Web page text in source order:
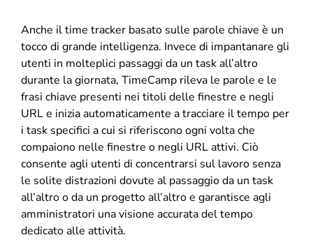
Anche il time tracker basato sulle parole chiave è un
tocco di grande intelligenza. Invece di impantanare gli
utenti in molteplici passaggi da un task all’altro
durante la giornata, TimeCamp rileva le parole e le
frasi chiave presenti nei titoli delle finestre e negli
URL e inizia automaticamente a tracciare il tempo per
i task specifici a cui si riferiscono ogni volta che
compaiono nelle finestre o negli URL attivi. Ciò
consente agli utenti di concentrarsi sul lavoro senza
le solite distrazioni dovute al passaggio da un task
all’altro o da un progetto all’altro e garantisce agli
amministratori una visione accurata del tempo
dedicato alle attività.